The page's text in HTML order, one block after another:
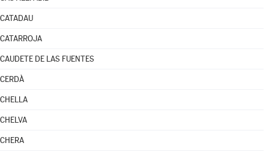
CATADAU
CATARROJA
CAUDETE DE LAS FUENTES
CERDÀ
CHELLA
CHELVA
CHERA